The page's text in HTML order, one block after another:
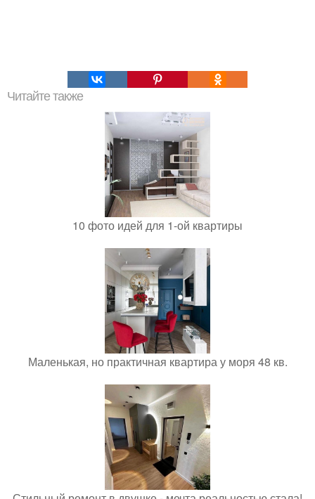
Читайте также
10 фото идей для 1-ой квартиры
Маленькая, но практичная квартира у моря 48 кв.